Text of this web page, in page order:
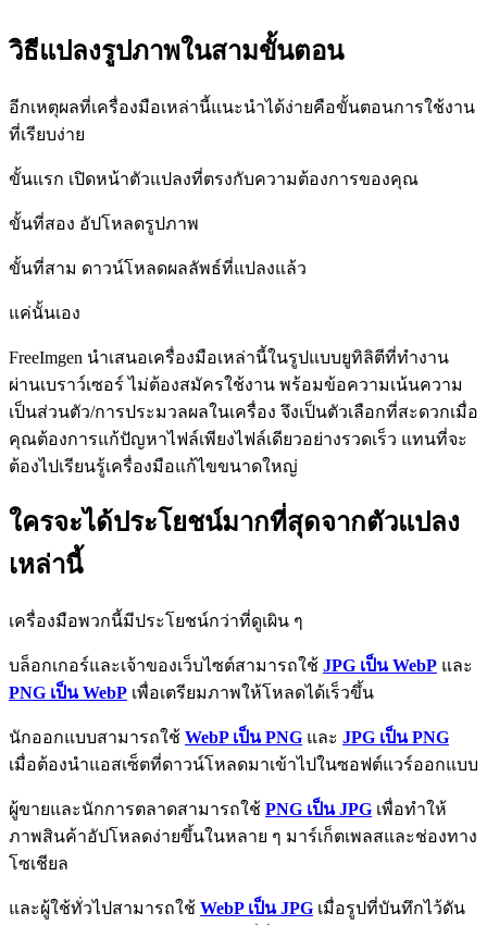
วิธีแปลงรูปภาพในสามขั้นตอน
อีกเหตุผลที่เครื่องมือเหล่านี้แนะนำได้ง่ายคือขั้นตอนการใช้งาน
ที่เรียบง่าย
ขั้นแรก เปิดหน้าตัวแปลงที่ตรงกับความต้องการของคุณ
ขั้นที่สอง อัปโหลดรูปภาพ
ขั้นที่สาม ดาวน์โหลดผลลัพธ์ที่แปลงแล้ว
แค่นั้นเอง
FreeImgen นำเสนอเครื่องมือเหล่านี้ในรูปแบบยูทิลิตีที่ทำงาน
ผ่านเบราว์เซอร์ ไม่ต้องสมัครใช้งาน พร้อมข้อความเน้นความ
เป็นส่วนตัว/การประมวลผลในเครื่อง จึงเป็นตัวเลือกที่สะดวกเมื่อ
คุณต้องการแก้ปัญหาไฟล์เพียงไฟล์เดียวอย่างรวดเร็ว แทนที่จะ
ต้องไปเรียนรู้เครื่องมือแก้ไขขนาดใหญ่
ใครจะได้ประโยชน์มากที่สุดจากตัวแปลง
เหล่านี้
เครื่องมือพวกนี้มีประโยชน์กว่าที่ดูเผิน ๆ
บล็อกเกอร์และเจ้าของเว็บไซต์สามารถใช้ JPG เป็น WebP และ
PNG เป็น WebP เพื่อเตรียมภาพให้โหลดได้เร็วขึ้น
นักออกแบบสามารถใช้ WebP เป็น PNG และ JPG เป็น PNG
เมื่อต้องนำแอสเซ็ตที่ดาวน์โหลดมาเข้าไปในซอฟต์แวร์ออกแบบ
ผู้ขายและนักการตลาดสามารถใช้ PNG เป็น JPG เพื่อทำให้
ภาพสินค้าอัปโหลดง่ายขึ้นในหลาย ๆ มาร์เก็ตเพลสและช่องทาง
โซเชียล
และผู้ใช้ทั่วไปสามารถใช้ WebP เป็น JPG เมื่อรูปที่บันทึกไว้ดัน